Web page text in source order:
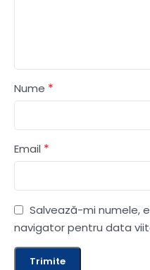
Nume *
Email *
Salvează-mi numele,
navigator pentru data